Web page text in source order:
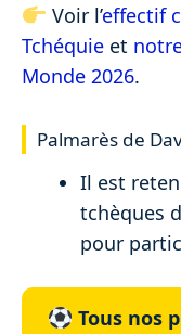
Voir l’effectif
Tchéquie et
Monde 2026.
Palmarès de
Il est
tchèques
pour
Tous nos